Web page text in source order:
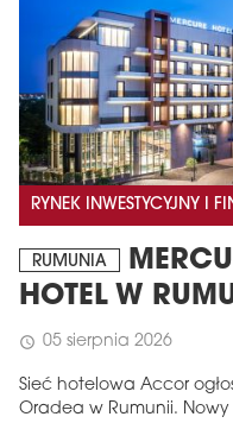
RYNEK INWESTYCYJNY I
RUMUNIA
HOTEL W
schedule 05 sierpnia 2026
Sieć hotelowa Accor
Oradea w Rumunii.